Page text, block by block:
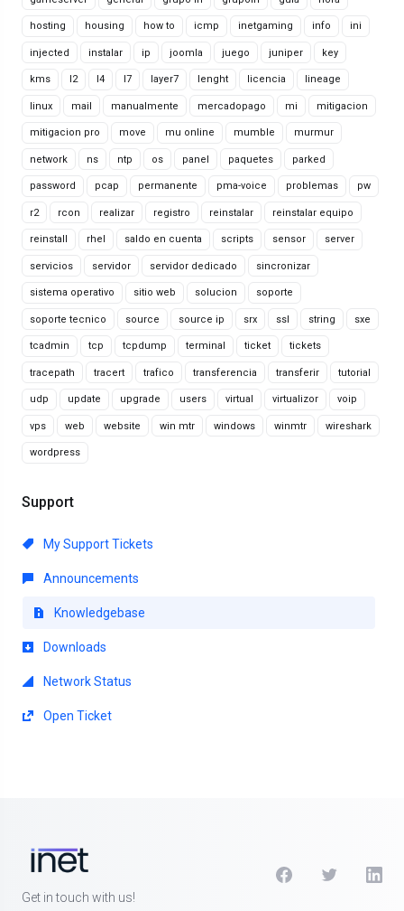
hosting housing how to icmp inetgaming info ini
injected instalar ip joomla juego juniper key
kms l2 l4 l7 layer7 lenght licencia lineage
linux mail manualmente mercadopago mi mitigacion
mitigacion pro move mu online mumble murmur
network ns ntp os panel paquetes parked
password pcap permanente pma-voice problemas pw
r2 rcon realizar registro reinstalar reinstalar equipo
reinstall rhel saldo en cuenta scripts sensor server
servicios servidor servidor dedicado sincronizar
sistema operativo sitio web solucion soporte
soporte tecnico source source ip srx ssl string sxe
tcadmin tcp tcpdump terminal ticket tickets
tracepath tracert trafico transferencia transferir tutorial
udp update upgrade users virtual virtualizor voip
vps web website win mtr windows winmtr wireshark
wordpress
Support
My Support Tickets
Announcements
Knowledgebase
Downloads
Network Status
Open Ticket
Get in touch with us!